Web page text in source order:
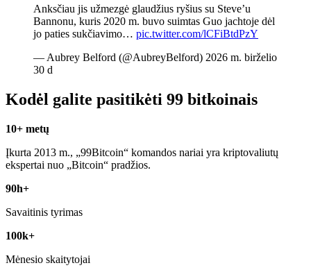
Anksčiau jis užmezgė glaudžius ryšius su Steve’u
Bannonu, kuris 2020 m. buvo suimtas Guo jachtoje dėl
jo paties sukčiavimo… pic.twitter.com/lCFiBtdPzY
— Aubrey Belford (@AubreyBelford) 2026 m. birželio
30 d
Kodėl galite pasitikėti 99 bitkoinais
10+ metų
Įkurta 2013 m., „99Bitcoin“ komandos nariai yra kriptovaliutų
ekspertai nuo „Bitcoin“ pradžios.
90h+
Savaitinis tyrimas
100k+
Mėnesio skaitytojai